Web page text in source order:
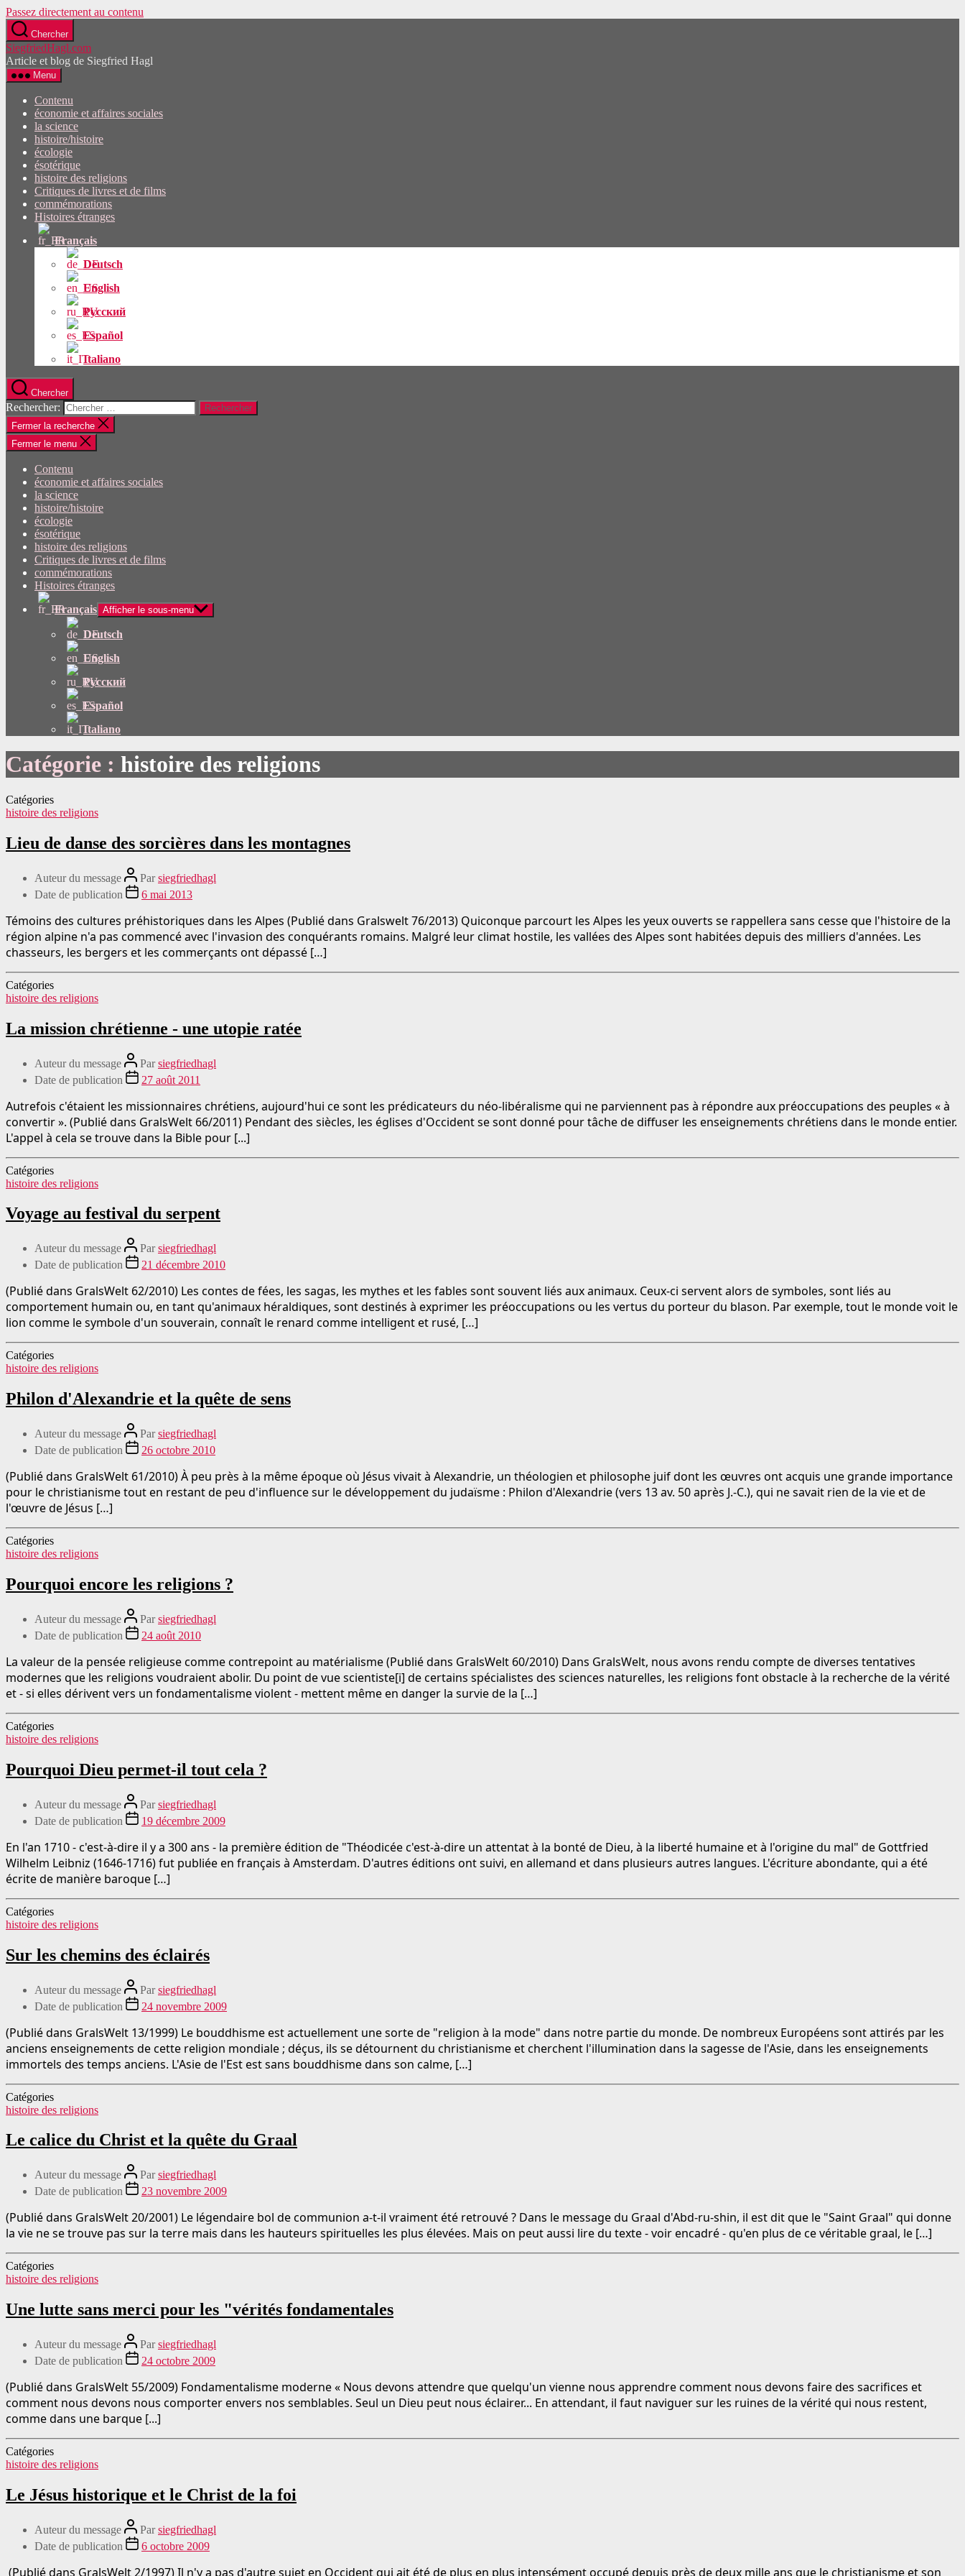
Passez directement au contenu
Chercher
SiegfriedHagl.com
Article et blog de Siegfried Hagl
Menu
Contenu
économie et affaires sociales
la science
histoire/histoire
écologie
ésotérique
histoire des religions
Critiques de livres et de films
commémorations
Histoires étranges
Français
Deutsch
English
Русский
Español
Italiano
Chercher
Rechercher:
Fermer la recherche
Fermer le menu
Contenu
économie et affaires sociales
la science
histoire/histoire
écologie
ésotérique
histoire des religions
Critiques de livres et de films
commémorations
Histoires étranges
Français Afficher le sous-menu
Deutsch
English
Русский
Español
Italiano
Catégorie : histoire des religions
Catégories
histoire des religions
Lieu de danse des sorcières dans les montagnes
Auteur du message Parsiegfriedhagl
Date de publication
6 mai 2013
Témoins des cultures préhistoriques dans les Alpes (Publié dans Gralswelt 76/2013) Quiconque parcourt les Alpes les yeux ouverts se rappellera sans cesse que l'histoire de la
région alpine n'a pas commencé avec l'invasion des conquérants romains. Malgré leur climat hostile, les vallées des Alpes sont habitées depuis des milliers d'années. Les
chasseurs, les bergers et les commerçants ont dépassé […]
Catégories
histoire des religions
La mission chrétienne - une utopie ratée
Auteur du message Parsiegfriedhagl
Date de publication
27 août 2011
Autrefois c'étaient les missionnaires chrétiens, aujourd'hui ce sont les prédicateurs du néo-libéralisme qui ne parviennent pas à répondre aux préoccupations des peuples « à
convertir ». (Publié dans GralsWelt 66/2011) Pendant des siècles, les églises d'Occident se sont donné pour tâche de diffuser les enseignements chrétiens dans le monde entier.
L'appel à cela se trouve dans la Bible pour [...]
Catégories
histoire des religions
Voyage au festival du serpent
Auteur du message Parsiegfriedhagl
Date de publication
21 décembre 2010
(Publié dans GralsWelt 62/2010) Les contes de fées, les sagas, les mythes et les fables sont souvent liés aux animaux. Ceux-ci servent alors de symboles, sont liés au
comportement humain ou, en tant qu'animaux héraldiques, sont destinés à exprimer les préoccupations ou les vertus du porteur du blason. Par exemple, tout le monde voit le
lion comme le symbole d'un souverain, connaît le renard comme intelligent et rusé, […]
Catégories
histoire des religions
Philon d'Alexandrie et la quête de sens
Auteur du message Parsiegfriedhagl
Date de publication
26 octobre 2010
(Publié dans GralsWelt 61/2010) À peu près à la même époque où Jésus vivait à Alexandrie, un théologien et philosophe juif dont les œuvres ont acquis une grande importance
pour le christianisme tout en restant de peu d'influence sur le développement du judaïsme : Philon d'Alexandrie (vers 13 av. 50 après J.-C.), qui ne savait rien de la vie et de
l'œuvre de Jésus […]
Catégories
histoire des religions
Pourquoi encore les religions ?
Auteur du message Parsiegfriedhagl
Date de publication
24 août 2010
La valeur de la pensée religieuse comme contrepoint au matérialisme (Publié dans GralsWelt 60/2010) Dans GralsWelt, nous avons rendu compte de diverses tentatives
modernes que les religions voudraient abolir. Du point de vue scientiste[i] de certains spécialistes des sciences naturelles, les religions font obstacle à la recherche de la vérité
et - si elles dérivent vers un fondamentalisme violent - mettent même en danger la survie de la […]
Catégories
histoire des religions
Pourquoi Dieu permet-il tout cela ?
Auteur du message Parsiegfriedhagl
Date de publication
19 décembre 2009
En l'an 1710 - c'est-à-dire il y a 300 ans - la première édition de "Théodicée c'est-à-dire un attentat à la bonté de Dieu, à la liberté humaine et à l'origine du mal" de Gottfried
Wilhelm Leibniz (1646-1716) fut publiée en français à Amsterdam. D'autres éditions ont suivi, en allemand et dans plusieurs autres langues. L'écriture abondante, qui a été
écrite de manière baroque […]
Catégories
histoire des religions
Sur les chemins des éclairés
Auteur du message Parsiegfriedhagl
Date de publication
24 novembre 2009
(Publié dans GralsWelt 13/1999) Le bouddhisme est actuellement une sorte de "religion à la mode" dans notre partie du monde. De nombreux Européens sont attirés par les
anciens enseignements de cette religion mondiale ; déçus, ils se détournent du christianisme et cherchent l'illumination dans la sagesse de l'Asie, dans les enseignements
immortels des temps anciens. L'Asie de l'Est est sans bouddhisme dans son calme, […]
Catégories
histoire des religions
Le calice du Christ et la quête du Graal
Auteur du message Parsiegfriedhagl
Date de publication
23 novembre 2009
(Publié dans GralsWelt 20/2001) Le légendaire bol de communion a-t-il vraiment été retrouvé ? Dans le message du Graal d'Abd-ru-shin, il est dit que le "Saint Graal" qui donne
la vie ne se trouve pas sur la terre mais dans les hauteurs spirituelles les plus élevées. Mais on peut aussi lire du texte - voir encadré - qu'en plus de ce véritable graal, le […]
Catégories
histoire des religions
Une lutte sans merci pour les "vérités fondamentales
Auteur du message Parsiegfriedhagl
Date de publication
24 octobre 2009
(Publié dans GralsWelt 55/2009) Fondamentalisme moderne « Nous devons attendre que quelqu'un vienne nous apprendre comment nous devons faire des sacrifices et
comment nous devons nous comporter envers nos semblables. Seul un Dieu peut nous éclairer... En attendant, il faut naviguer sur les ruines de la vérité qui nous restent,
comme dans une barque [...]
Catégories
histoire des religions
Le Jésus historique et le Christ de la foi
Auteur du message Parsiegfriedhagl
Date de publication
6 octobre 2009
(Publié dans GralsWelt 2/1997) Il n'y a pas d'autre sujet en Occident qui ait été de plus en plus intensément occupé depuis près de deux mille ans que le christianisme et son